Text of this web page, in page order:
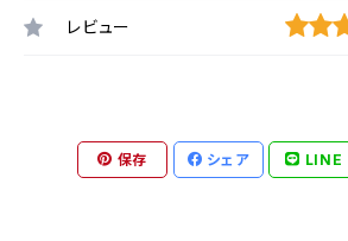
レビュー
保存 シェア LINE